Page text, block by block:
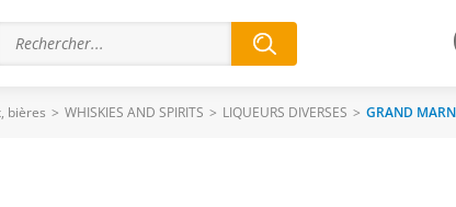
bières > WHISKIES AND SPIRITS > LIQUEURS DIVERSES > GRAND